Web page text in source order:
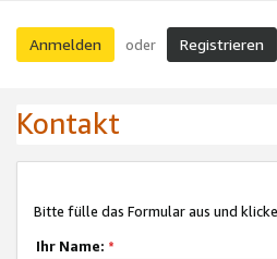
Anmelden oder Registrieren
Kontakt
Bitte fülle das Formular aus und
Ihr Name: *